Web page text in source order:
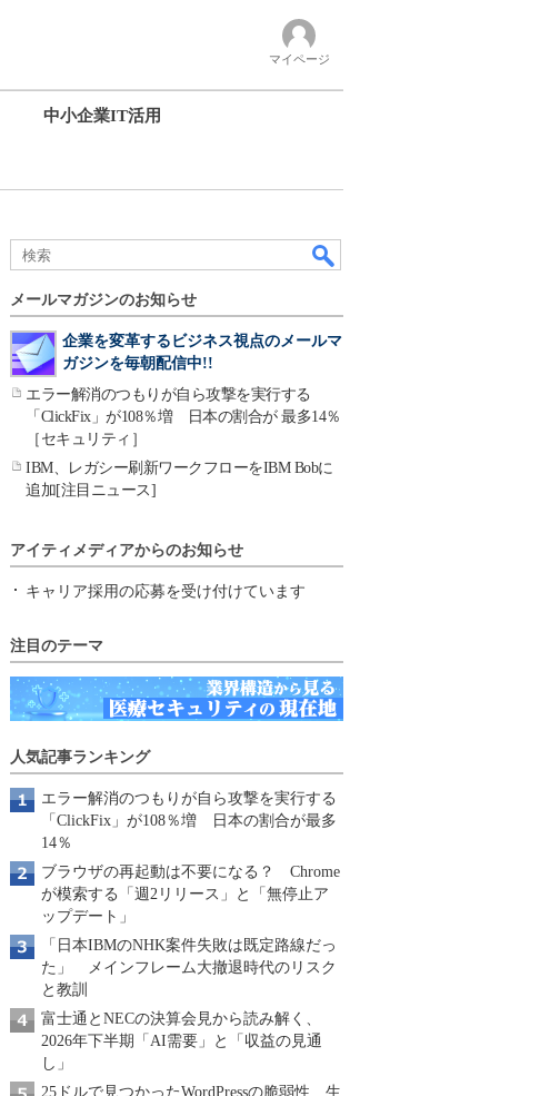
マイページ
中小企業IT活用
メールマガジンのお知らせ
企業を変革するビジネス視点のメールマ
ガジンを毎朝配信中!!
エラー解消のつもりが自ら攻撃を実行する
「ClickFix」が108％増 日本の割合が 最多14％
［セキュリティ］
IBM、レガシー刷新ワークフローをIBM Bobに
追加[注目ニュース]
アイティメディアからのお知らせ
キャリア採用の応募を受け付けています
注目のテーマ
人気記事ランキング
エラー解消のつもりが自ら攻撃を実行する
「ClickFix」が108％増 日本の割合が最多
14％
ブラウザの再起動は不要になる？ Chrome
が模索する「週2リリース」と「無停止ア
ップデート」
「日本IBMのNHK案件失敗は既定路線だっ
た」 メインフレーム大撤退時代のリスク
と教訓
富士通とNECの決算会見から読み解く、
2026年下半期「AI需要」と「収益の見通
し」
25ドルで見つかったWordPressの脆弱性 生